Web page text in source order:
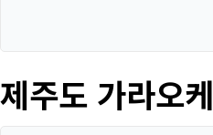
제주도 가라오케